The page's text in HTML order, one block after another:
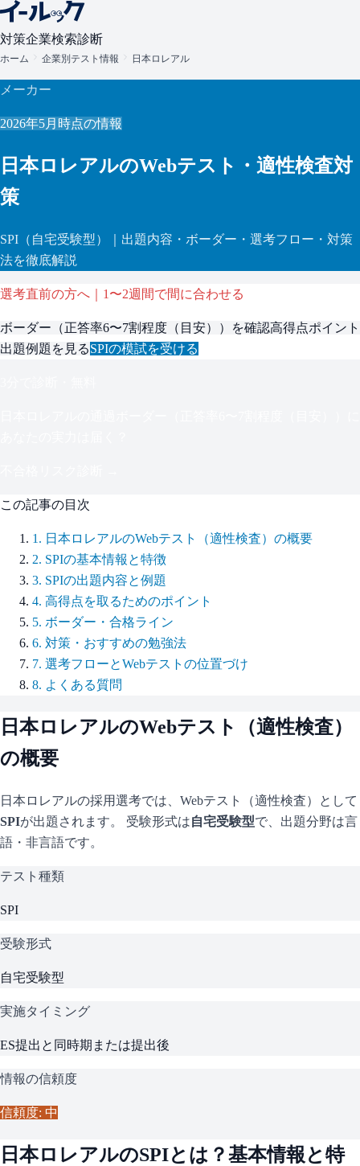
対策企業検索診断
ホーム 企業別テスト情報 日本ロレアル
メーカー
2026年5月 時点の情報
日本ロレアルのWebテスト・適性検査対
策
SPI （自宅受験型）
｜出題内容・ボーダー・選考フロー・対策
法を徹底解説
選考直前の方へ｜1〜2週間で間に合わせる
ボーダー（正答率6〜7割程度（目安） ）を確認高得点ポイント
出題例題を見るSPIの模試を受ける
この記事の目次
1 . 日本ロレアルのWebテスト（適性検査）の概要
2. SPIの基本情報と特徴
3. SPIの出題内容と例題
4. 高得点を取るためのポイント
5. ボーダー・合格ライン
6. 対策・おすすめの勉強法
7. 選考フローとWebテストの位置づけ
8. よくある質問
日本ロレアルのWebテスト（適性検査）
の概要
日本ロレアルの採用選考では、Webテスト（適性検査）として
SPIが出題されます。 受験形式は自宅受験型で、 出題分野は言
語・非言語です。
テスト種類
SPI
受験形式
自宅受験型
実施タイミング
ES提出と同時期または提出後
情報の信頼度
信頼度: 中
日本ロレアルのSPIとは？基本情報と特